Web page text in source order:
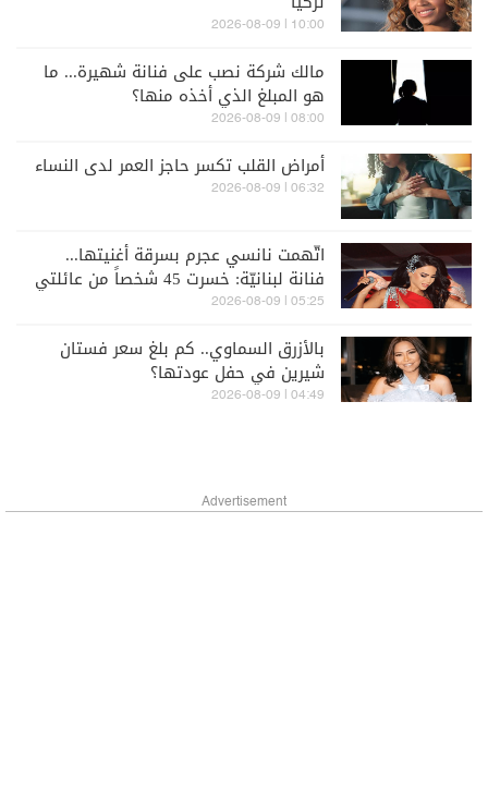
10:00 | 2026-08-09
مالك شركة نصب على فنانة شهيرة... ما
هو المبلغ الذي أخذه منها؟
08:00 | 2026-08-09
أمراض القلب تكسر حاجز العمر لدى النساء
06:32 | 2026-08-09
اتّهمت نانسي عجرم بسرقة أغنيتها...
فنانة لبنانيّة: خسرت 45 شخصاً من عائلتي
في الحرب
05:25 | 2026-08-09
بالأزرق السماوي.. كم بلغ سعر فستان
شيرين في حفل عودتها؟
04:49 | 2026-08-09
Advertisement